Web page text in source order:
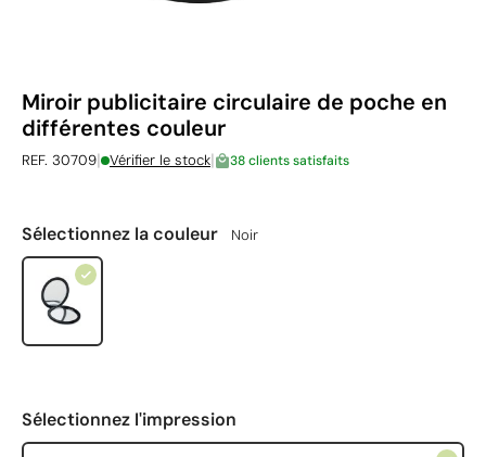
Miroir publicitaire circulaire de poche en
différentes couleur
REF. 30709| Vérifier le stock| 38 clients satisfaits
Sélectionnez la couleur Noir
Sélectionnez l'impression